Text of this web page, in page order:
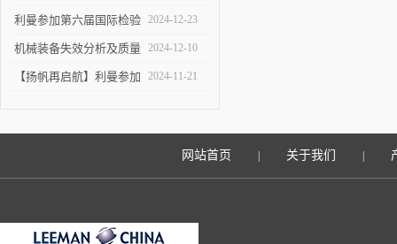
迁新址
利曼参加第六届国际检验
检测技术与装备博览会
2024-12-23
机械装备失效分析及质量
改进技术交流会在陕举办
2024-12-10
【扬帆再启航】利曼参加
展
2024-11-21
网站首页 关于我们